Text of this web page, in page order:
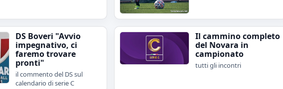
DS Boveri "Avvio
impegnativo, ci
faremo trovare
pronti"
il commento del DS sul
calendario di serie C
Il cammino completo
del Novara in
campionato
tutti gli incontri